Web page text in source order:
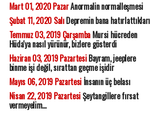
Mart 01, 2020 PazarAnormalin normalleşmesi
Şubat 11, 2020 SalıDepremin bana hatırlattıkları
Temmuz 03, 2019 ÇarşambaMursi hücreden
Hüda'ya nasıl yürünür, bizlere gösterdi
Haziran 03, 2019 PazartesiBayram, jeeplere
binme işi değil, sırattan geçme işidir
Mayıs 06, 2019 Pazartesiİnsanın üç belası
Nisan 22, 2019 PazartesiŞeytangillere fırsat
vermeyelim...